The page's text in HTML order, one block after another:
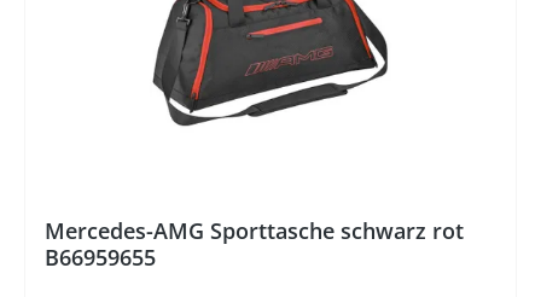
Mercedes-AMG Sporttasche schwarz rot
B66959655